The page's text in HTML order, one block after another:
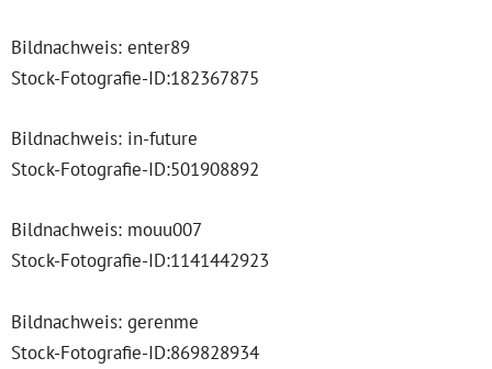
Bildnachweis: enter89
Stock-Fotografie-ID:182367875
Bildnachweis: in-future
Stock-Fotografie-ID:501908892
Bildnachweis: mouu007
Stock-Fotografie-ID:1141442923
Bildnachweis: gerenme
Stock-Fotografie-ID:869828934